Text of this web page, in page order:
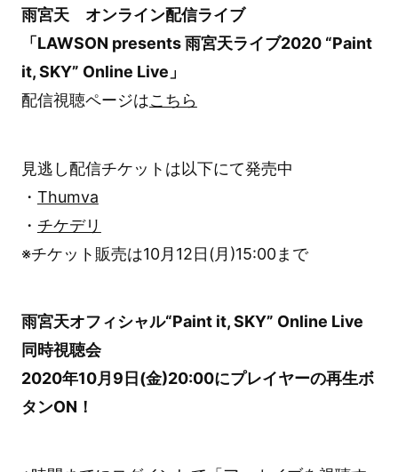
雨宮天 オンライン配信ライブ
「LAWSON presents 雨宮天ライブ2020 “Paint
it, SKY” Online Live」
配信視聴ページはこちら
見逃し配信チケットは以下にて発売中
・ Thumva
・ チケデリ
※チケット販売は10月12日(月)15:00まで
雨宮天オフィシャル“Paint it, SKY” Online Live
同時視聴会
2020年10月9日(金)20:00にプレイヤーの再生ボ
タンON！